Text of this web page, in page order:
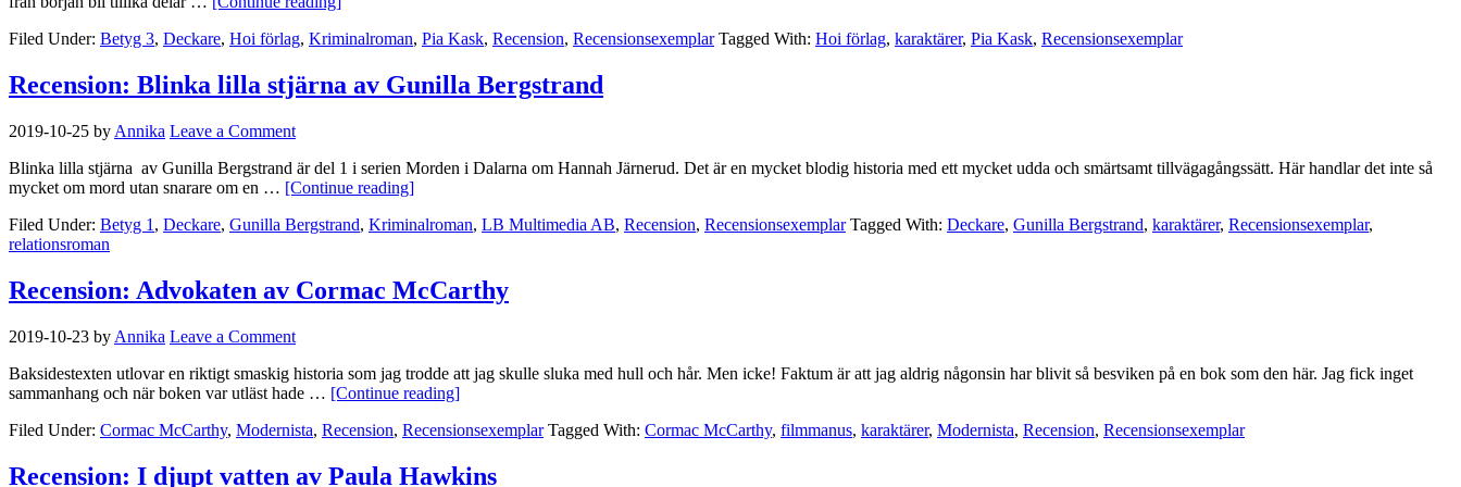
Filed Under: Betyg 3, Deckare, Hoi förlag, Kriminalroman, Pia Kask, Recension, Recensionsexemplar Tagged With: Hoi förlag, karaktärer, Pia Kask, Recensionsexemplar
Recension: Blinka lilla stjärna av Gunilla Bergstrand
2019-10-25 by Annika Leave a Comment
Blinka lilla stjärna av Gunilla Bergstrand är del 1 i serien Morden i Dalarna om Hannah Järnerud. Det är en mycket blodig historia med ett mycket udda och smärtsamt tillvägagångssätt. Här handlar det inte så
mycket om mord utan snarare om en … [Continue reading]
Filed Under: Betyg 1 , Deckare, Gunilla Bergstrand, Kriminalroman, LB Multimedia AB, Recension, Recensionsexemplar Tagged With: Deckare, Gunilla Bergstrand, karaktärer, Recensionsexemplar,
relationsroman
Recension: Advokaten av Cormac McCarthy
2019-10-23 by Annika Leave a Comment
Baksidestexten utlovar en riktigt smaskig historia som jag trodde att jag skulle sluka med hull och hår. Men icke! Faktum är att jag aldrig någonsin har blivit så besviken på en bok som den här. Jag fick inget
sammanhang och när boken var utläst hade … [Continue reading]
Filed Under: Cormac McCarthy, Modernista, Recension, Recensionsexemplar Tagged With: Cormac McCarthy, filmmanus, karaktärer, Modernista, Recension, Recensionsexemplar
Recension: I djupt vatten av Paula Hawkins